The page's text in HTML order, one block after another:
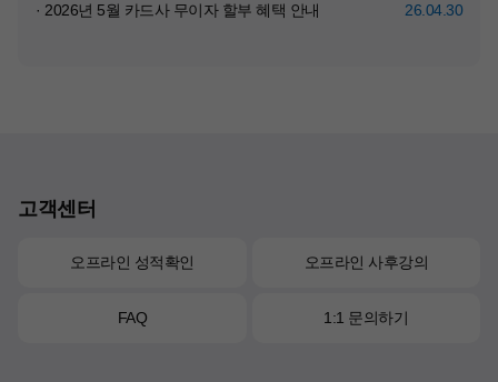
· 2026년 5월 카드사 무이자 할부 혜택 안내 26.04.30
고객센터
오프라인 성적확인 오프라인 사후강의
FAQ 1:1 문의하기